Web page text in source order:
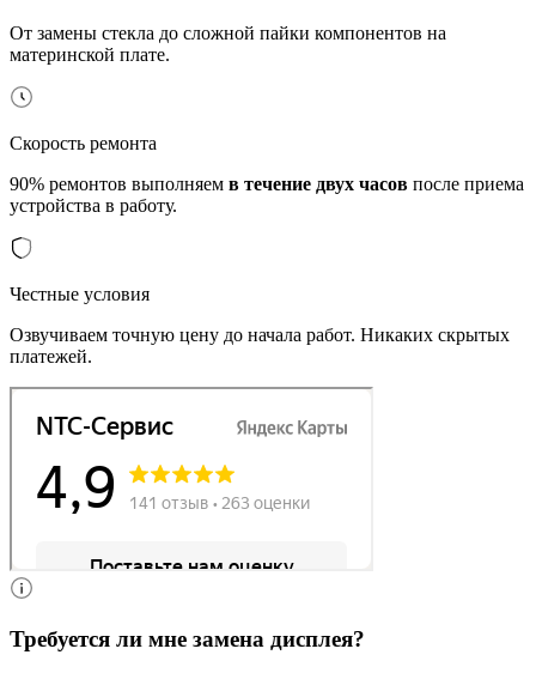
От замены стекла до сложной пайки компонентов на
материнской плате.
Скорость ремонта
90% ремонтов выполняем в течение двух часов после приема
устройства в работу.
Честные условия
Озвучиваем точную цену до начала работ. Никаких скрытых
платежей.
Требуется ли мне замена дисплея?